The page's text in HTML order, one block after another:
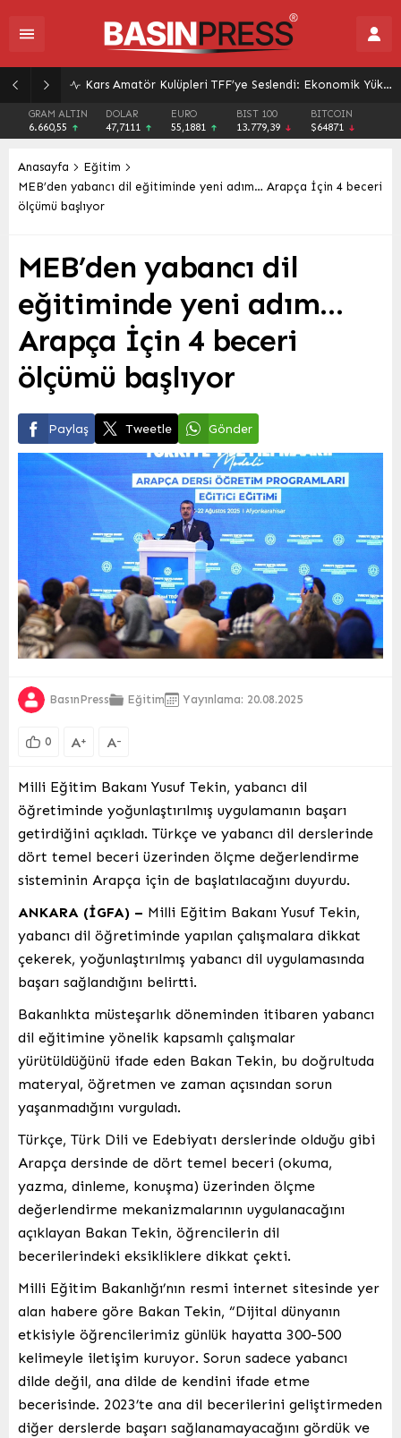
Kars Amatör Kulüpleri TFF’ye Seslendi: Ekonomik Yük Altındayız, Düzenlemeler Gözden Geçirilmeli!
GRAM ALTIN
6.660,55
DOLAR
47,7111
EURO
55,1881
BIST 100
13.779,39
BITCOIN
$64871
Anasayfa
Eğitim
MEB’den yabancı dil eğitiminde yeni adım… Arapça İçin 4 beceri
ölçümü başlıyor
MEB’den yabancı dil
eğitiminde yeni adım…
Arapça İçin 4 beceri
ölçümü başlıyor
Paylaş Tweetle Gönder
BasınPress Eğitim Yayınlama: 20.08.2025
0 A+ A-
Milli Eğitim Bakanı Yusuf Tekin, yabancı dil
öğretiminde yoğunlaştırılmış uygulamanın başarı
getirdiğini açıkladı. Türkçe ve yabancı dil derslerinde
dört temel beceri üzerinden ölçme değerlendirme
sisteminin Arapça için de başlatılacağını duyurdu.
ANKARA (İGFA) – Milli Eğitim Bakanı Yusuf Tekin,
yabancı dil öğretiminde yapılan çalışmalara dikkat
çekerek, yoğunlaştırılmış yabancı dil uygulamasında
başarı sağlandığını belirtti.
Bakanlıkta müsteşarlık döneminden itibaren yabancı
dil eğitimine yönelik kapsamlı çalışmalar
yürütüldüğünü ifade eden Bakan Tekin, bu doğrultuda
materyal, öğretmen ve zaman açısından sorun
yaşanmadığını vurguladı.
Türkçe, Türk Dili ve Edebiyatı derslerinde olduğu gibi
Arapça dersinde de dört temel beceri (okuma,
yazma, dinleme, konuşma) üzerinden ölçme
değerlendirme mekanizmalarının uygulanacağını
açıklayan Bakan Tekin, öğrencilerin dil
becerilerindeki eksikliklere dikkat çekti.
Milli Eğitim Bakanlığı’nın resmi internet sitesinde yer
alan habere göre Bakan Tekin, “Dijital dünyanın
etkisiyle öğrencilerimiz günlük hayatta 300-500
kelimeyle iletişim kuruyor. Sorun sadece yabancı
dilde değil, ana dilde de kendini ifade etme
becerisinde. 2023’te ana dil becerilerini geliştirmeden
diğer derslerde başarı sağlanamayacağını gördük ve